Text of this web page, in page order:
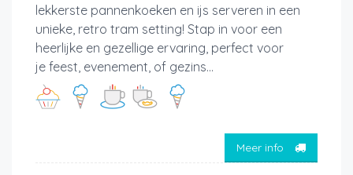
lekkerste pannenkoeken en ijs serveren in een
unieke, retro tram setting! Stap in voor een
heerlijke en gezellige ervaring, perfect voor
je feest, evenement, of gezins...
Meer info